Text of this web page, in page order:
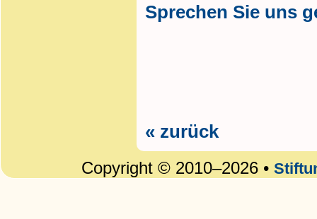
Sprechen Sie uns
« zurück
Copyright © 2010–2026 •